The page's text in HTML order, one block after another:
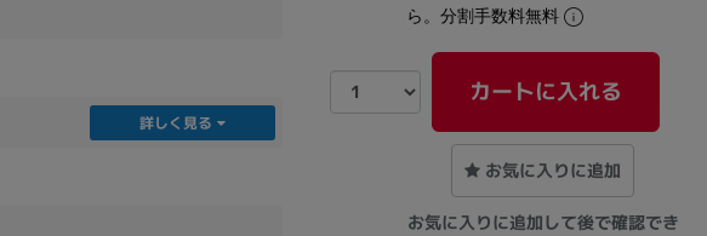
ら。分割手数料無料
カートに入れる
お気に入りに追加
お気に入りに追加して後で確認でき
詳しく見る
DVD-ROM DVD±RW